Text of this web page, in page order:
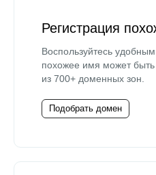
Регистрация
Воспользуйтесь
похожее имя может
из 700+ доменных зон.
Подобрать домен